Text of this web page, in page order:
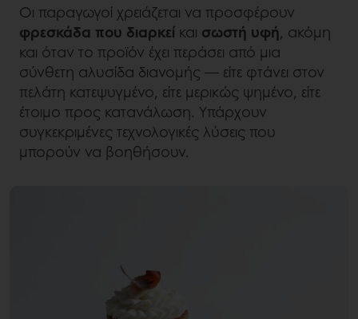
Οι παραγωγοί χρειάζεται να προσφέρουν
φρεσκάδα που διαρκεί και σωστή υφή, ακόμη
και όταν το προϊόν έχει περάσει από μια
σύνθετη αλυσίδα διανομής — είτε φτάνει στον
πελάτη κατεψυγμένο, είτε μερικώς ψημένο, είτε
έτοιμο προς κατανάλωση. Υπάρχουν
συγκεκριμένες τεχνολογικές λύσεις που
μπορούν να βοηθήσουν.